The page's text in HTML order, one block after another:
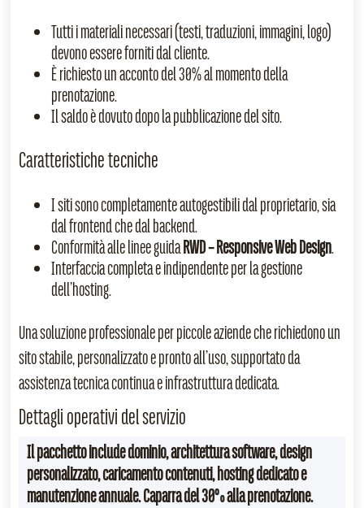
Tutti i materiali necessari (testi, traduzioni, immagini, logo)
devono essere forniti dal cliente.
È richiesto un acconto del 30% al momento della
prenotazione.
Il saldo è dovuto dopo la pubblicazione del sito.
Caratteristiche tecniche
I siti sono completamente autogestibili dal proprietario, sia
dal frontend che dal backend.
Conformità alle linee guidaRWD – Responsive Web Design.
Interfaccia completa e indipendente per la gestione
dell’hosting.
Una soluzione professionale per piccole aziende che richiedono un
sito stabile, personalizzato e pronto all’uso, supportato da
assistenza tecnica continua e infrastruttura dedicata.
Dettagli operativi del servizio
Il pacchetto include dominio, architettura software, design
personalizzato, caricamento contenuti, hosting dedicato e
manutenzione annuale. Caparra del 30% alla prenotazione.